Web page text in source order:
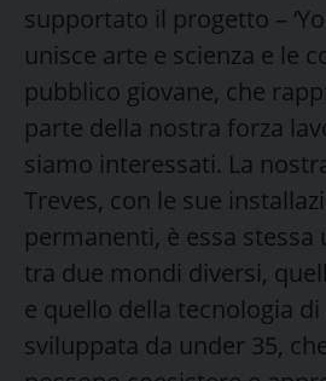
supportato il progetto –
unisce arte e scienza e le
pubblico giovane, che
parte della nostra forza
siamo interessati. La
Treves, con le sue
permanenti, è essa stessa
tra due mondi diversi,
e quello della tecnologia
sviluppata da under 35,